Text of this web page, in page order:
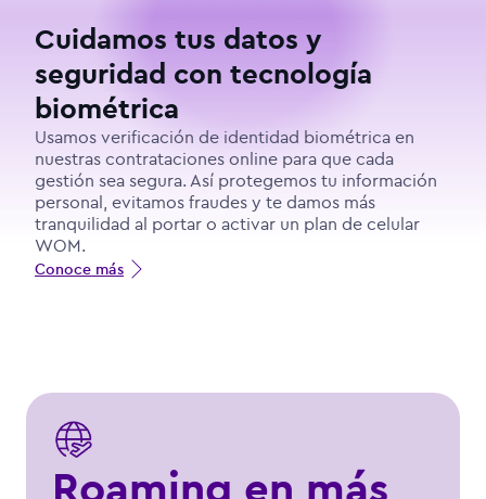
Cuidamos tus datos y
seguridad con tecnología
biométrica
Usamos verificación de identidad biométrica en
nuestras contrataciones online para que cada
gestión sea segura. Así protegemos tu información
personal, evitamos fraudes y te damos más
tranquilidad al portar o activar un plan de celular
WOM.
Conoce más
Roaming en más